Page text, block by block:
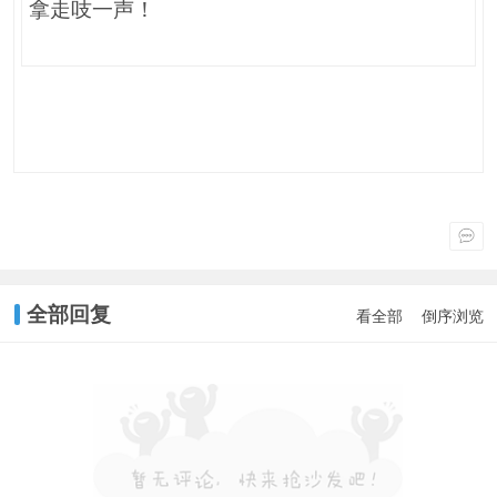
拿走吱一声！
全部回复 看全部 倒序浏览